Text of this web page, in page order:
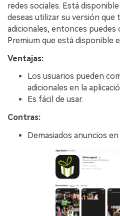
redes sociales. Está
deseas utilizar su versión que
adicionales, entonces puedes
Premium que está disponible
Ventajas:
Los usuarios pueden
adicionales en la
Es fácil de usar.
Contras:
Demasiados anuncios